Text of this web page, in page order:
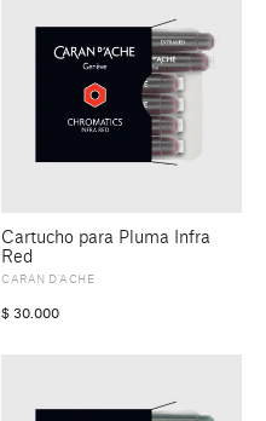
Cartucho para Pluma Infra
Red
CARAN D’ACHE
$ 30.000